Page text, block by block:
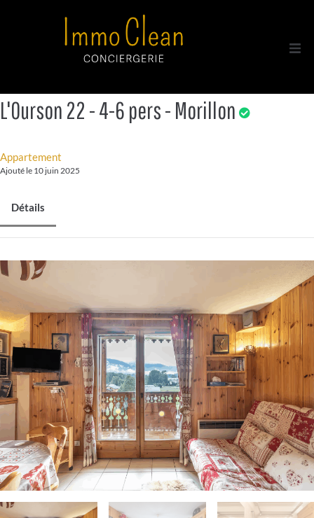
L'Ourson 22 - 4-6 pers - Morillon
Appartement
Ajouté le 10 juin 2025
Détails